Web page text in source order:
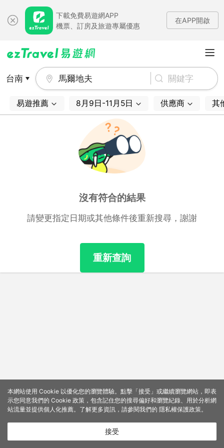
下載免費易遊網APP
機票、訂房及旅遊專屬優惠
在APP開啟
台南 馬爾地夫
易遊推薦 8月9日-11月5日 供應商 其
沒有符合的結果
請變更指定日期或其他條件後重新搜尋，謝謝
重新查詢
本網站使用 Cookie 以優化您的瀏覽體驗。點擊「接受」或繼續瀏覽網站，即表
示您同意我們的 Cookie 政策，包含記住您的搜尋偏好和瀏覽紀錄、用於分析網
站流量並提供個人化推薦。了解更多資訊，請參閱我們的 隱私權保護政策。
接受